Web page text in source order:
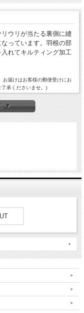
ウリが当たる裏側に縫
っています。羽根の部
れてキルティング加工
お届けはお客様の郵便受けにお
承くださいませ。)
になります。送料が1,750円に
▼